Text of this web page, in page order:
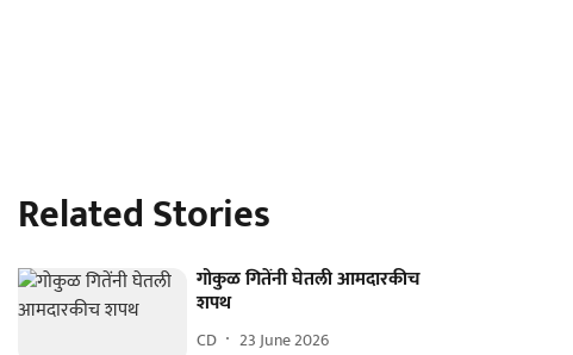
Related Stories
गोकुळ गितेंनी घेतली आमदारकीच
शपथ
CD 23 June 2026